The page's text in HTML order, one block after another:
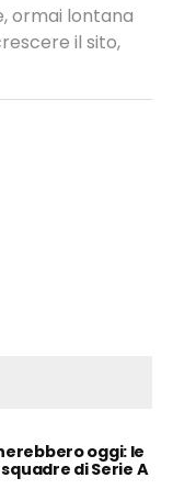
ormai lontana
il sito,
oggi: le
di Serie A